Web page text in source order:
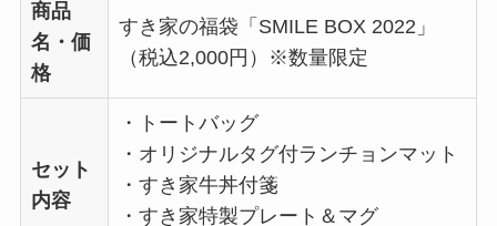
商品
名・価
格
すき家の福袋「SMILE BOX 2022」
（税込2,000円）※数量限定
セット
内容
・トートバッグ
・オリジナルタグ付ランチョンマット
・すき家牛丼付箋
・すき家特製プレート＆マグ